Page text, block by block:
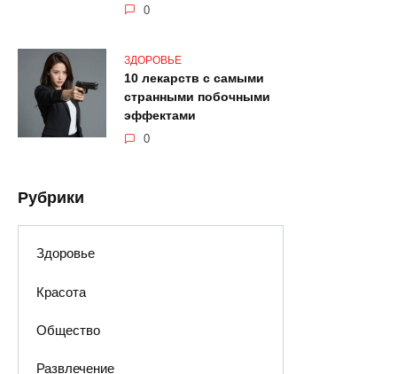
0
ЗДОРОВЬЕ
10 лекарств с самыми
странными побочными
эффектами
0
Рубрики
Здоровье
Красота
Общество
Развлечение